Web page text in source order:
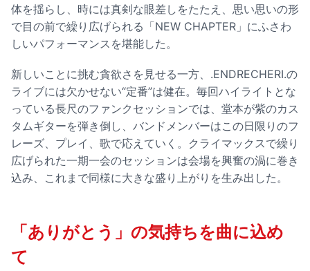
体を揺らし、時には真剣な眼差しをたたえ、思い思いの形
で目の前で繰り広げられる「NEW CHAPTER」にふさわ
しいパフォーマンスを堪能した。
新しいことに挑む貪欲さを見せる一方、.ENDRECHERI.の
ライブには欠かせない“定番”は健在。毎回ハイライトとな
っている長尺のファンクセッションでは、堂本が紫のカス
タムギターを弾き倒し、バンドメンバーはこの日限りのフ
レーズ、プレイ、歌で応えていく。クライマックスで繰り
広げられた一期一会のセッションは会場を興奮の渦に巻き
込み、これまで同様に大きな盛り上がりを生み出した。
「ありがとう」の気持ちを曲に込め
て